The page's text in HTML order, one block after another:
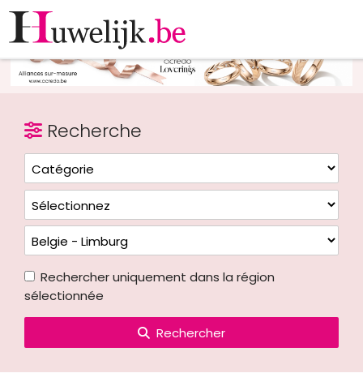
Recherche
Rechercher uniquement dans la région
sélectionnée
Rechercher